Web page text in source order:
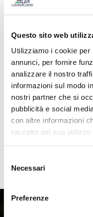
Questo sito web
Utilizziamo i cookie per
annunci, per fornire
analizzare il nostro
informazioni sul modo
nostri partner che si
pubblicità e social
con altre informazioni
raccolto dal suo
delNecessari
Preferenze
SPAZI
15
29